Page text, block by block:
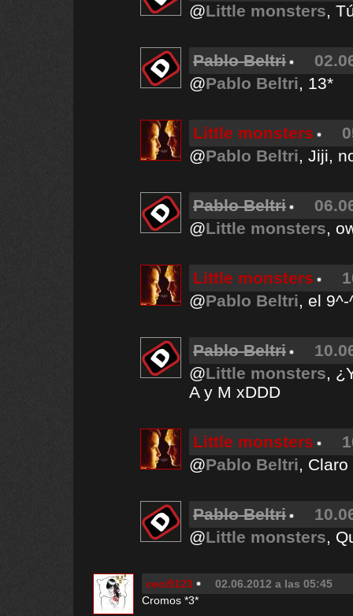
@Little monsters,
Pablo Beltri
@Pablo Beltri, 13*
Little monsters
@Pablo Beltri, Jiji,
Pablo Beltri
@Little monsters,
Little monsters
@Pablo Beltri, el 9^-
Pablo Beltri
@Little monsters,
A y M xDDD
Little monsters
@Pablo Beltri, Claro
Pablo Beltri
@Little monsters,
ceci9123
02.06.2012 a las 05:45
Cromos *3*